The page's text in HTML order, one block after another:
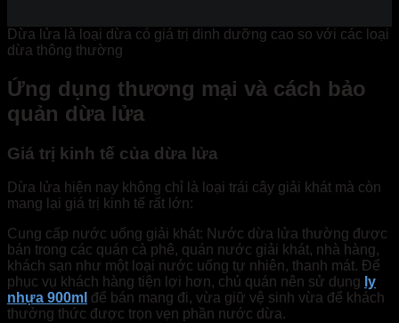
Dừa lửa là loại dừa có giá trị dinh dưỡng cao so với các loại
dừa thông thường
Ứng dụng thương mại và cách bảo
quản dừa lửa
Giá trị kinh tế của dừa lửa
Dừa lửa hiện nay không chỉ là loại trái cây giải khát mà còn
mang lại giá trị kinh tế rất lớn:
Cung cấp nước uống giải khát: Nước dừa lửa thường được
bán trong các quán cà phê, quán nước giải khát, nhà hàng,
khách sạn như một loại nước uống tự nhiên, thanh mát. Để
phục vụ khách hàng tiện lợi hơn, chủ quán nên sử dụng ly
nhựa 900ml để bán mang đi, vừa giữ vệ sinh vừa để khách
thưởng thức được trọn vẹn phần nước dừa.